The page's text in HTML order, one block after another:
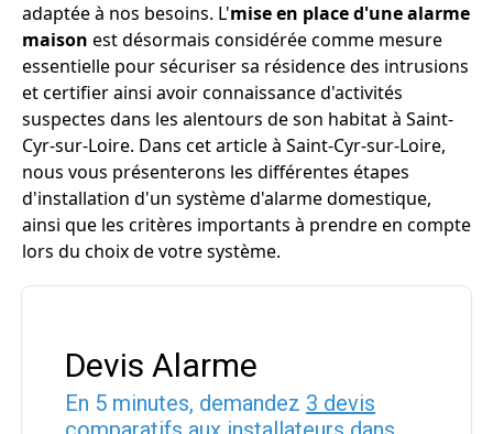
adaptée à nos besoins. L'mise en place d'une alarme
maison est désormais considérée comme mesure
essentielle pour sécuriser sa résidence des intrusions
et certifier ainsi avoir connaissance d'activités
suspectes dans les alentours de son habitat à Saint-
Cyr-sur-Loire. Dans cet article à Saint-Cyr-sur-Loire,
nous vous présenterons les différentes étapes
d'installation d'un système d'alarme domestique,
ainsi que les critères importants à prendre en compte
lors du choix de votre système.
Devis Alarme
En 5 minutes, demandez 3 devis